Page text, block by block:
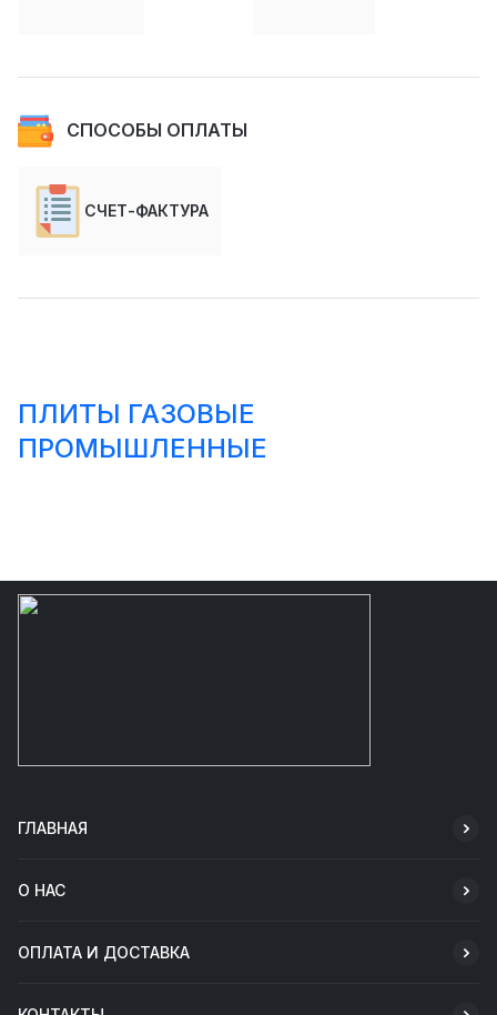
СПОСОБЫ ОПЛАТЫ
СЧЕТ-ФАКТУРА
ПЛИТЫ ГАЗОВЫЕ
ПРОМЫШЛЕННЫЕ
ГЛАВНАЯ
О НАС
ОПЛАТА И ДОСТАВКА